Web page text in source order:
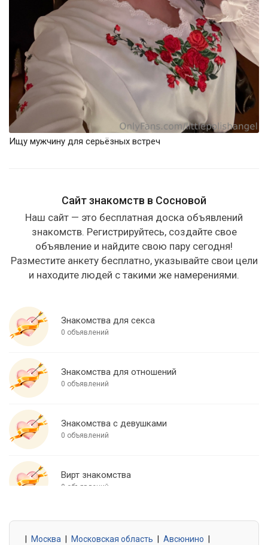
Ищу мужчину для серьёзных встреч
Сайт знакомств в Сосновой
Наш сайт — это бесплатная доска объявлений
знакомств. Регистрируйтесь, создайте свое
объявление и найдите свою пару сегодня!
Разместите анкету бесплатно, указывайте свои цели
и находите людей с такими же намерениями.
Знакомства для секса
0 объявлений
Знакомства для отношений
0 объявлений
Знакомства с девушками
0 объявлений
Вирт знакомства
0 объявлений
0 объявлений
Москва Московская область Авсюнино